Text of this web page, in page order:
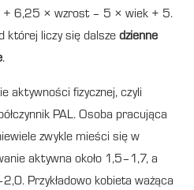
+ 6,25 × wzrost – 5 × wiek + 5.
której liczy się dalsze dzienne
.
aktywności fizycznej, czyli
PAL. Osoba pracująca
zwykle mieści się w
aktywna około 1,5–1,7, a
Przykładowo kobieta ważąca